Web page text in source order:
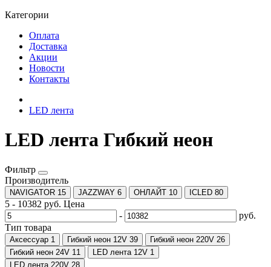
Категории
Оплата
Доставка
Акции
Новости
Контакты
LED лента
LED лента Гибкий неон
Фильтр
Производитель
NAVIGATOR 15 JAZZWAY 6 ОНЛАЙТ 10 ICLED 80
5 - 10382 руб. Цена
-
руб.
Тип товара
Аксессуар 1 Гибкий неон 12V 39 Гибкий неон 220V 26
Гибкий неон 24V 11 LED лента 12V 1
LED лента 220V 28